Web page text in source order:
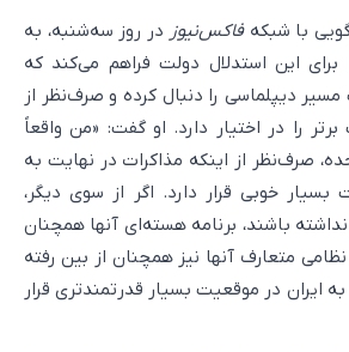
با شبکهفاکس‌نیوز در روز سه‌شنبه، به
برای این استدلال دولت فراهم می‌کند که
دیپلماسی را دنبال کرده و صرف‌نظر از
را در اختیار دارد. او گفت: «من واقعاً
صرف‌نظر از اینکه مذاکرات در نهایت به
خوبی قرار دارد. اگر از سوی دیگر،
نداشته باشند، برنامه هسته‌ای آنها همچنان
متعارف آنها نیز همچنان از بین رفته
ایران در موقعیت بسیار قدرتمندتری قرار